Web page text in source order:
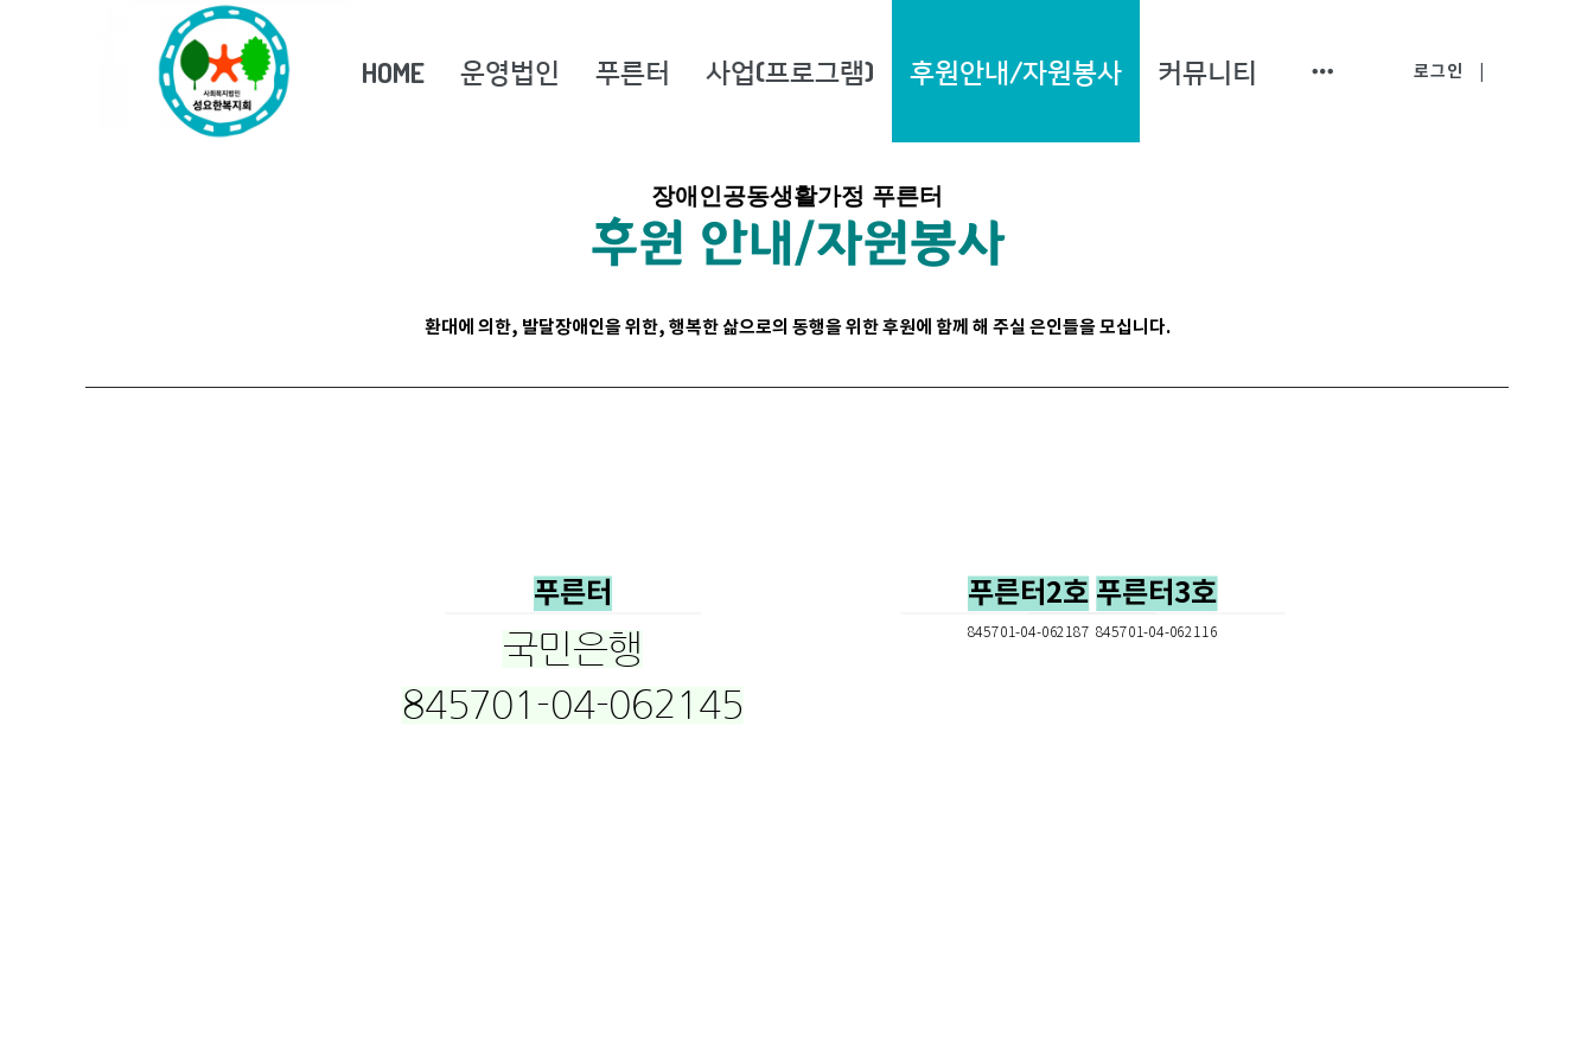
HOME 운영법인 푸른터 사업(프로그램) 후원안내/자원봉사 커뮤니티 로그인
장애인공동생활가정 푸른터
후원 안내/자원봉사
환대에 의한, 발달장애인을 위한, 행복한 삶으로의 동행을 위한후원에 함께 해 주실 은인들을 모십니다.
푸른터
국민은행
845701-04-062145
푸른터2호
845701-04-062187
푸른터3호
845701-04-062116